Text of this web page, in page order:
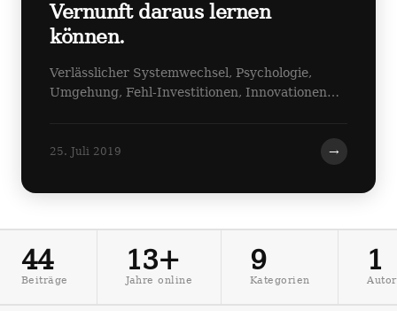
Vernunft daraus lernen
können.
Verlässlicher Systemwechsel, Psychologie,
Umgehung, Fehl-Investitionen, Innovationen…
25. Juli 2019 →
44
Beiträge
13+
Jahre online
9
Kategorien
1
Autor